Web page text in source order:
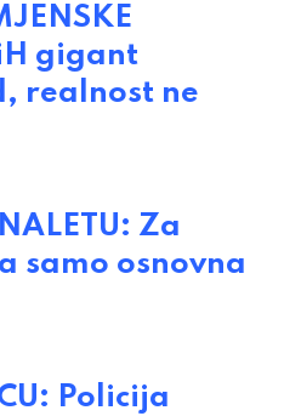
gigant
realnost ne
Za
samo osnovna
Policija